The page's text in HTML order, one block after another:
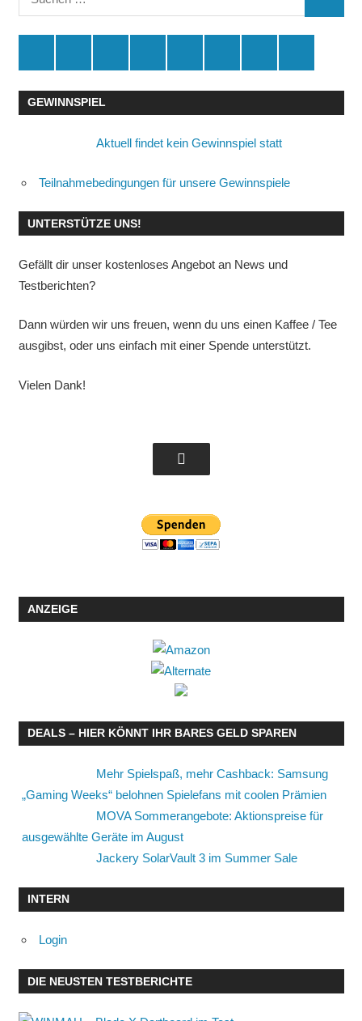
nach:
GEWINNSPIEL
Aktuell findet kein Gewinnspiel statt
Teilnahmebedingungen für unsere Gewinnspiele
UNTERSTÜTZE UNS!
Gefällt dir unser kostenloses Angebot an News und
Testberichten?
Dann würden wir uns freuen, wenn du uns einen Kaffee / Tee
ausgibst, oder uns einfach mit einer Spende unterstützt.
Vielen Dank!
ANZEIGE
DEALS – HIER KÖNNT IHR BARES GELD SPAREN
Mehr Spielspaß, mehr Cashback: Samsung
„Gaming Weeks“ belohnen Spielefans mit coolen Prämien
MOVA Sommerangebote: Aktionspreise für
ausgewählte Geräte im August
Jackery SolarVault 3 im Summer Sale
INTERN
Login
DIE NEUSTEN TESTBERICHTE